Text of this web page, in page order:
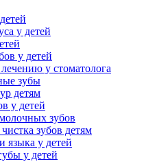
у детей
у детей
у стоматолога
зубы
детям
у детей
зубов
зубов детям
языка у детей
у детей